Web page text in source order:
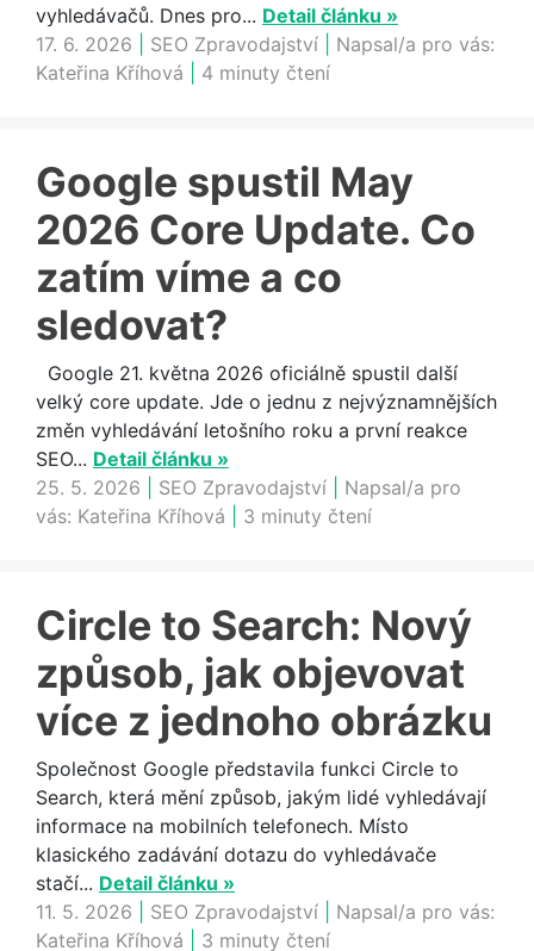
vyhledávačů. Dnes pro... Detail článku »
17. 6. 2026
SEO Zpravodajství
Napsal/a pro vás:
Kateřina Kříhová
4 minuty čtení
Google spustil May
2026 Core Update. Co
zatím víme a co
sledovat?
Google 21. května 2026 oficiálně spustil další
velký core update. Jde o jednu z nejvýznamnějších
změn vyhledávání letošního roku a první reakce
SEO... Detail článku »
25. 5. 2026
SEO Zpravodajství
Napsal/a pro
vás: Kateřina Kříhová 3 minuty čtení
Circle to Search: Nový
způsob, jak objevovat
více z jednoho obrázku
Společnost Google představila funkci Circle to
Search, která mění způsob, jakým lidé vyhledávají
informace na mobilních telefonech. Místo
klasického zadávání dotazu do vyhledávače
stačí... Detail článku »
11. 5. 2026
SEO Zpravodajství
Napsal/a pro vás:
Kateřina Kříhová
3 minuty čtení